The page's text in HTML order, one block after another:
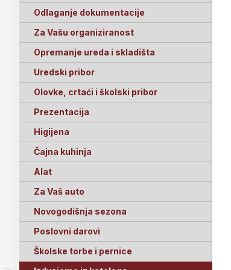
Odlaganje dokumentacije
Za Vašu organiziranost
Opremanje ureda i skladišta
Uredski pribor
Olovke, crtaći i školski pribor
Prezentacija
Higijena
Čajna kuhinja
Alat
Za Vaš auto
Novogodišnja sezona
Poslovni darovi
Školske torbe i pernice